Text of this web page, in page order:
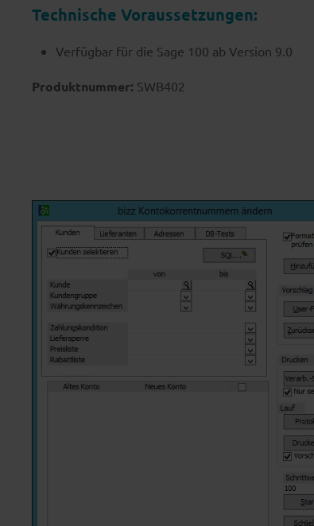
Technische Voraussetzungen:
Verfügbar für die Sage 100 ab Version 9.0
Produktnummer: SWB402